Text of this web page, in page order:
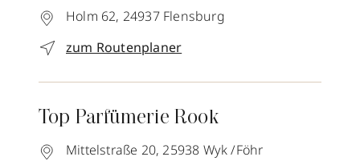
Holm 62, 24937 Flensburg
zum Routenplaner
Top Parfümerie Rook
Mittelstraße 20, 25938 Wyk /Föhr